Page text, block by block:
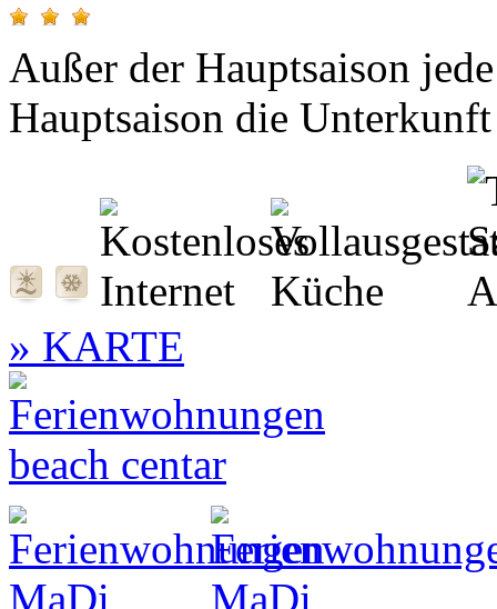
Außer der Hauptsaison
Hauptsaison die
» KARTE